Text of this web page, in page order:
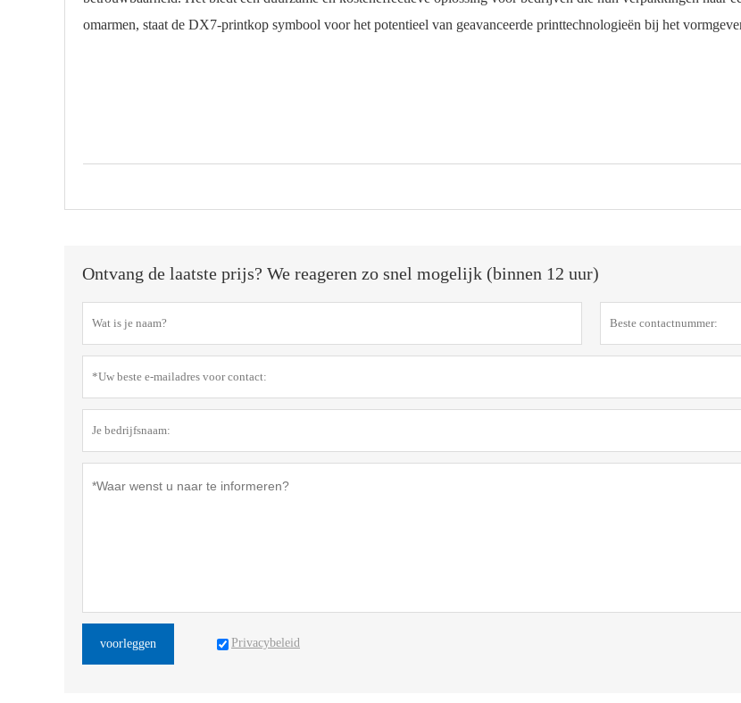
omarmen, staat de DX7-printkop symbool voor het potentieel van geavanceerde printtechnologieën bij het
Ontvang de laatste prijs? We reageren zo snel mogelijk (binnen 12 uur)
voorleggen Privacybeleid